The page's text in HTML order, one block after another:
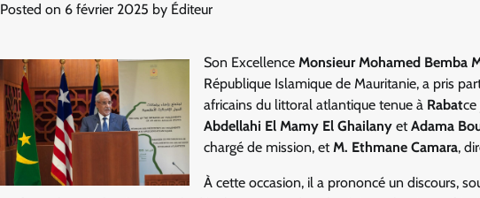
Posted on 6 février 2025 by Éditeur
Son Excellence Monsieur Mohamed Bemba
République Islamique de Mauritanie, a pris
africains du littoral atlantique tenue à Rabat
Abdellahi El Mamy El Ghailany etAdama
chargé de mission, etM. Ethmane Camara,
À cette occasion, il a prononcé un discours,